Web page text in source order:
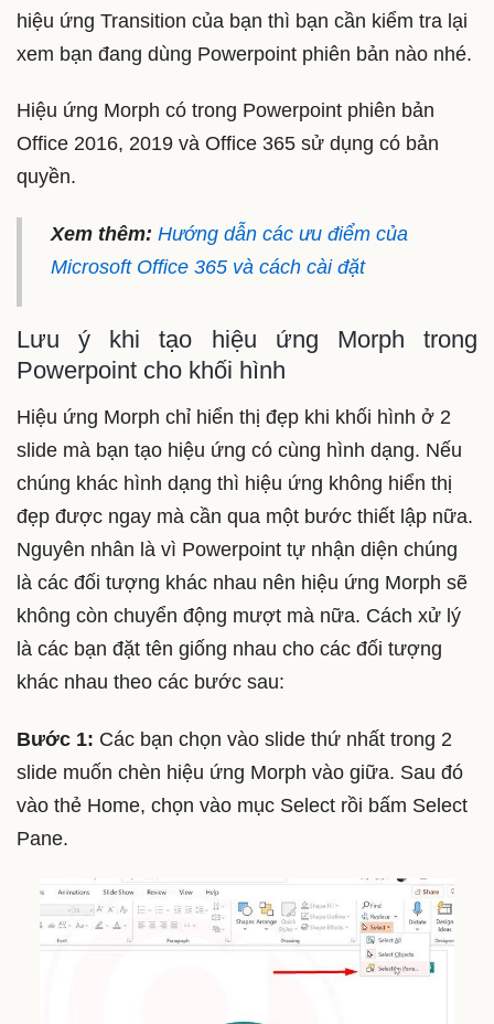
hiệu ứng Transition của bạn thì bạn cần kiểm tra lại
xem bạn đang dùng Powerpoint phiên bản nào nhé.
Hiệu ứng Morph có trong Powerpoint phiên bản
Office 2016, 2019 và Office 365 sử dụng có bản
quyền.
Xem thêm: Hướng dẫn các ưu điểm của
Microsoft Office 365 và cách cài đặt
Lưu ý khi tạo hiệu ứng Morph trong
Powerpoint cho khối hình
Hiệu ứng Morph chỉ hiển thị đẹp khi khối hình ở 2
slide mà bạn tạo hiệu ứng có cùng hình dạng. Nếu
chúng khác hình dạng thì hiệu ứng không hiển thị
đẹp được ngay mà cần qua một bước thiết lập nữa.
Nguyên nhân là vì Powerpoint tự nhận diện chúng
là các đối tượng khác nhau nên hiệu ứng Morph sẽ
không còn chuyển động mượt mà nữa. Cách xử lý
là các bạn đặt tên giống nhau cho các đối tượng
khác nhau theo các bước sau:
Bước 1: Các bạn chọn vào slide thứ nhất trong 2
slide muốn chèn hiệu ứng Morph vào giữa. Sau đó
vào thẻ Home, chọn vào mục Select rồi bấm Select
Pane.